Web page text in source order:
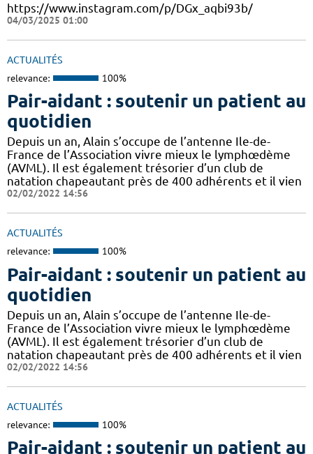
https://www.instagram.com/p/DGx_aqbi93b/
04/03/2025 01:00
ACTUALITÉS
relevance: 100%
Pair-aidant : soutenir un patient au
quotidien
Depuis un an, Alain s’occupe de l’antenne Ile-de-
France de l’Association vivre mieux le lymphœdème
(AVML). Il est également trésorier d’un club de
natation chapeautant près de 400 adhérents et il vien
02/02/2022 14:56
ACTUALITÉS
relevance: 100%
Pair-aidant : soutenir un patient au
quotidien
Depuis un an, Alain s’occupe de l’antenne Ile-de-
France de l’Association vivre mieux le lymphœdème
(AVML). Il est également trésorier d’un club de
natation chapeautant près de 400 adhérents et il vien
02/02/2022 14:56
ACTUALITÉS
relevance: 100%
Pair-aidant : soutenir un patient au